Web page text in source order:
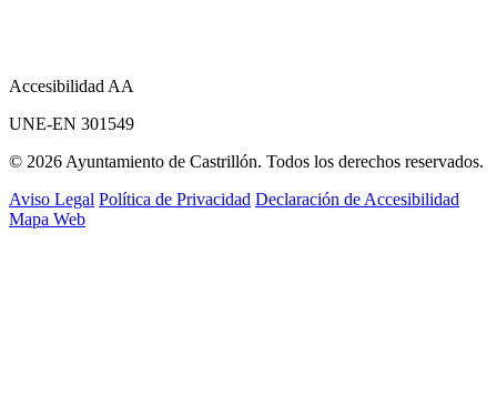
Accesibilidad AA
UNE-EN 301549
© 2026 Ayuntamiento de Castrillón. Todos los derechos reservados.
Aviso Legal Política de Privacidad Declaración de Accesibilidad
Mapa Web